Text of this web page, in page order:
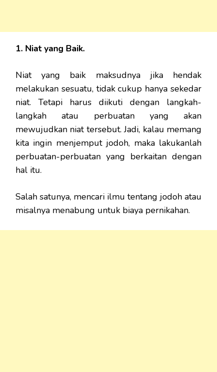
1. Niat yang Baik.
Niat yang baik maksudnya jika hendak
melakukan sesuatu, tidak cukup hanya sekedar
niat. Tetapi harus diikuti dengan langkah-
langkah atau perbuatan yang akan
mewujudkan niat tersebut. Jadi, kalau memang
kita ingin menjemput jodoh, maka lakukanlah
perbuatan-perbuatan yang berkaitan dengan
hal itu.
Salah satunya, mencari ilmu tentang jodoh atau
misalnya menabung untuk biaya pernikahan.